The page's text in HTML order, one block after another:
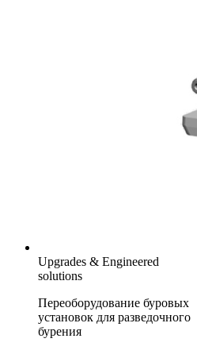
Upgrades & Engineered
solutions
Переоборудование буровых
установок для разведочного
бурения